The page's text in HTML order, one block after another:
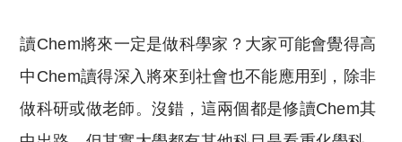
讀Chem將來一定是做科學家？大家可能會覺得高
中Chem讀得深入將來到社會也不能應用到，除非
做科研或做老師。沒錯，這兩個都是修讀Chem其